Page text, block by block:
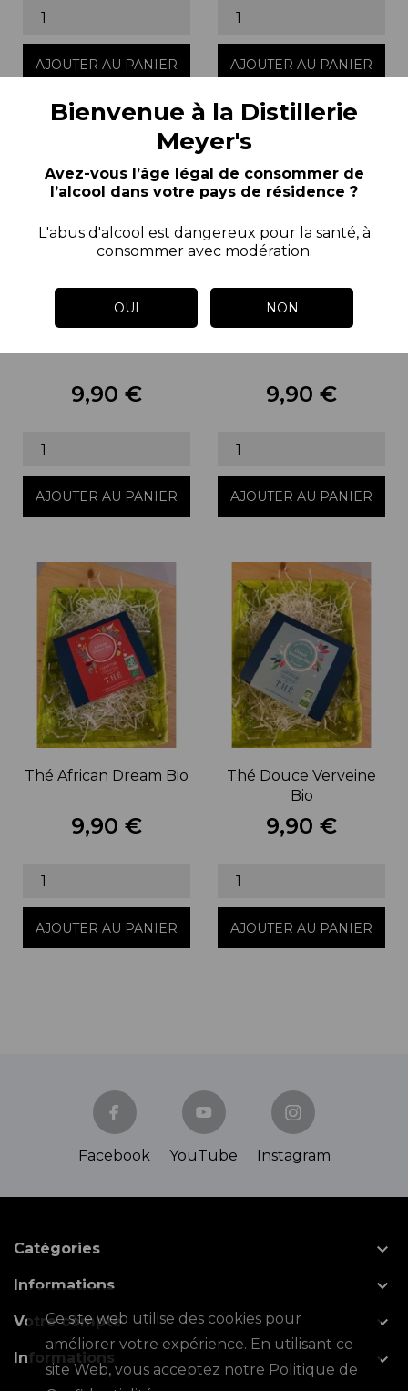
Ce site web utilise des cookies pour
améliorer votre expérience. En utilisant ce
site Web, vous acceptez notre Politique de
Bienvenue à la Distillerie
Meyer's
Avez-vous l’âge légal de consommer de
l’alcool dans votre pays de résidence ?
L'abus d'alcool est dangereux pour la santé, à
consommer avec modération.
OUI NON
AJOUTER AU PANIER AJOUTER AU PANIER
9,90 €
AJOUTER AU PANIER
9,90 €
AJOUTER AU PANIER
Thé African Dream Bio
9,90 €
AJOUTER AU PANIER
Thé Douce Verveine
Bio
9,90 €
AJOUTER AU PANIER
Facebook YouTube Instagram
Catégories 
Informations 
Votre compte 
Informations 